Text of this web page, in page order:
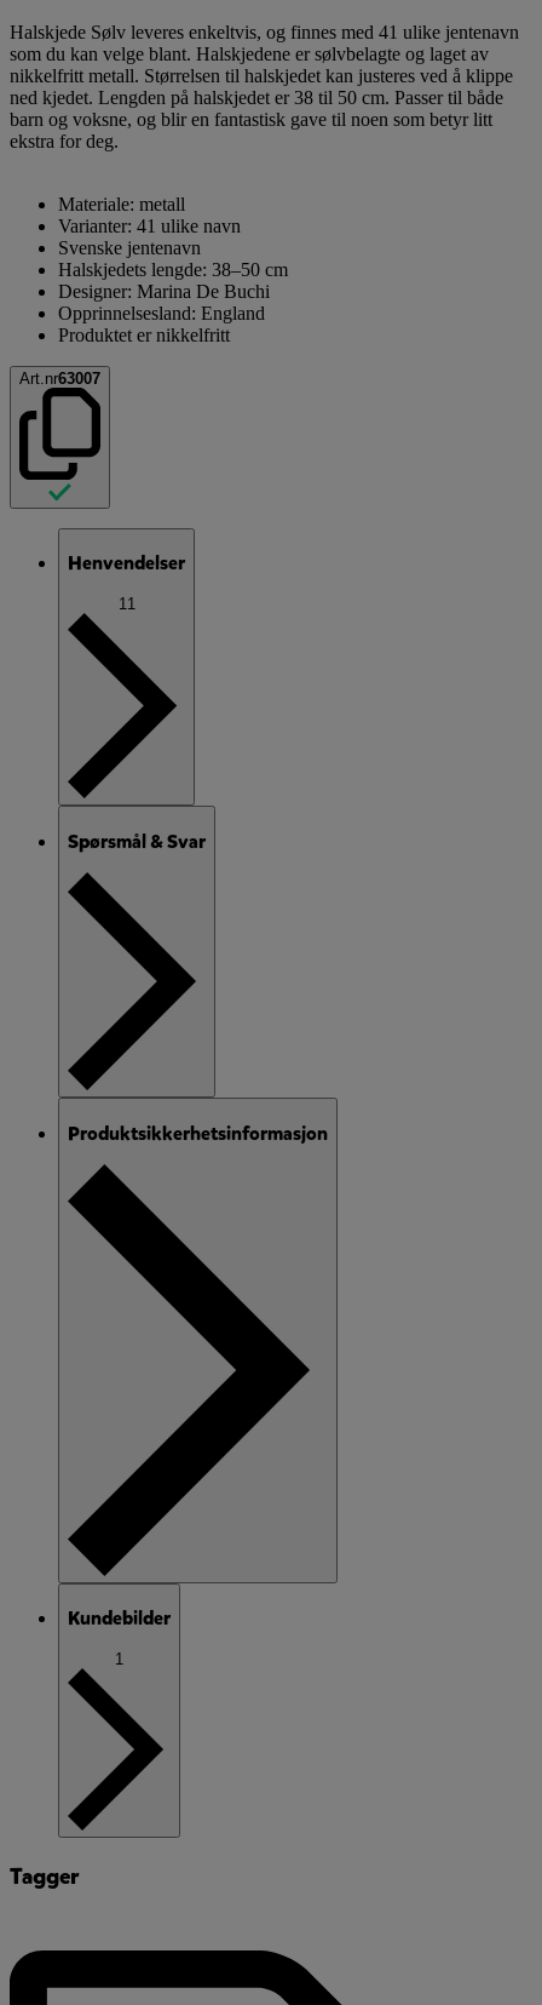
Halskjede Sølv leveres enkeltvis, og finnes med 41 ulike jentenavn
som du kan velge blant. Halskjedene er sølvbelagte og laget av
nikkelfritt metall. Størrelsen til halskjedet kan justeres ved å klippe
ned kjedet. Lengden på halskjedet er 38 til 50 cm. Passer til både
barn og voksne, og blir en fantastisk gave til noen som betyr litt
ekstra for deg.
Materiale: metall
Varianter: 41 ulike navn
Svenske jentenavn
Halskjedets lengde: 38–50 cm
Designer: Marina De Buchi
Opprinnelsesland: England
Produktet er nikkelfritt
Art.nr63007
Henvendelser
11
Spørsmål & Svar
Produktsikkerhetsinformasjon
Kundebilder
1
Tagger